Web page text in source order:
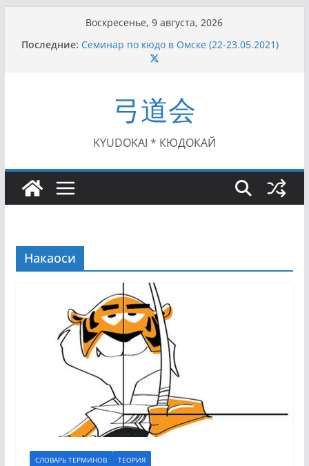
содержимому
Воскресенье, 9 августа, 2026
Последние: Семинар по кюдо в Омске (22-23.05.2021)
Чемпионат Росcии, Дёмино (2-5.09.2021)
II Кубок Посла Японии в России по Кюдо,
Орёл (25.07.2021)
I этап Кубка Московской области по Кюдо /
Сейдокан II (27.06.2021)
弓道会
KYUDOKAI * КЮДОКАЙ
Накаоси
СЛОВАРЬ ТЕРМИНОВ ТЕОРИЯ